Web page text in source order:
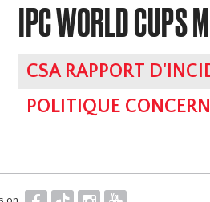
IPC WORLD CUPS
CSA RAPPORT
POLITIQUE